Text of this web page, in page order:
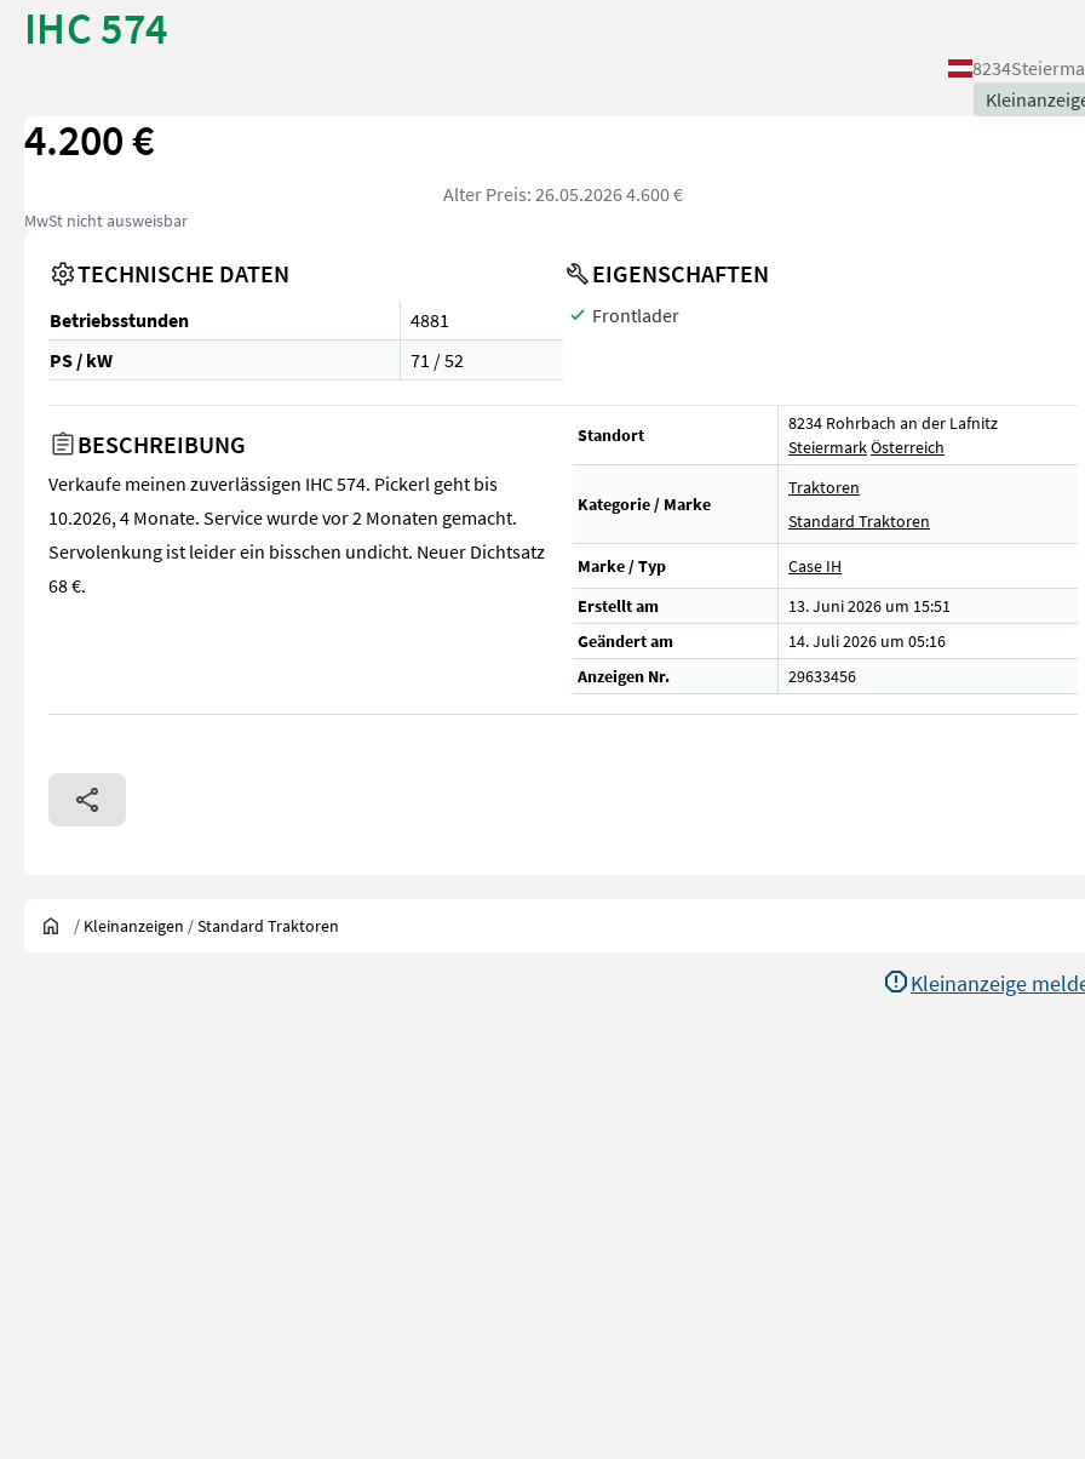
IHC 574
8234
4.200 €
Alter Preis: 26.05.2026 4.600 €
MwSt nicht ausweisbar
TECHNISCHE DATEN
Betriebsstunden
4881
PS / kW
71 / 52
EIGENSCHAFTEN
Frontlader
BESCHREIBUNG
Verkaufe meinen zuverlässigen IHC 574. Pickerl geht bis
10.2026, 4 Monate. Service wurde vor 2 Monaten gemacht.
Servolenkung ist leider ein bisschen undicht. Neuer Dichtsatz
68 €.
Standort
8234 Rohrbach an der Lafnitz
SteiermarkÖsterreich
Kategorie / Marke
Traktoren
Standard Traktoren
Marke / Typ
Case IH
Erstellt am
13. Juni 2026 um 15:51
Geändert am
14. Juli 2026 um 05:16
Anzeigen Nr.
29633456
/ Kleinanzeigen /Standard Traktoren
Kleinanzeige